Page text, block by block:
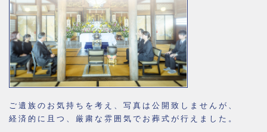
ご遺族のお気持ちを考え、写真は公開致しませんが、
経済的に且つ、厳粛な雰囲気でお葬式が行えました。